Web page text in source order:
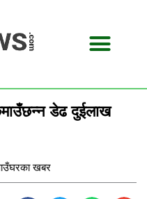
डेढ दुईलाख
खबर